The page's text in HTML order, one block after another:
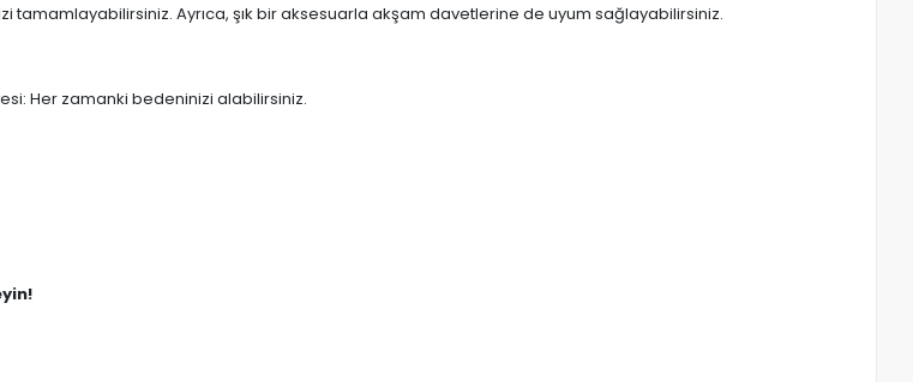
tamamlayabilirsiniz. Ayrıca, şık bir aksesuarla akşam davetlerine de uyum sağlayabilirsiniz.
Her zamanki bedeninizi alabilirsiniz.